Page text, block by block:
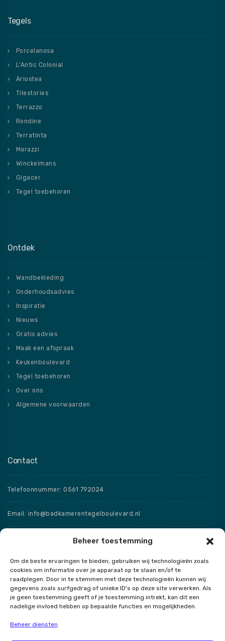
Beheer toestemming
Om de beste ervaringen te bieden, gebruiken wij technologieën zoals
cookies om informatie over je apparaat op te slaan en/of te
raadplegen. Door in te stemmen met deze technologieën kunnen wij
gegevens zoals surfgedrag of unieke ID's op deze site verwerken. Als
je geen toestemming geeft of je toestemming intrekt, kan dit een
nadelige invloed hebben op bepaalde functies en mogelijkheden.
Beheer diensten
Tegels
Porcelanosa
L’Antic Colonial
Ariostea
Tilestories
Terrazzo
Rondine
Terratinta
Marazzi
Winckelmans
Gigacer
Tegel toebehoren
Ontdek
Wandbekleding
Onderhoudsadvies
Inspiratie
Nieuws
Gratis advies
Maak een afspraak
Keukenboulevard
Tegel toebehoren
Over ons
Algemene voorwaarden
Contact
Telefoonnummer: 0561 792024
Email: info@badkamerentegelboulevard.nl
Adres: Frisaxstraat 5, 8471 ZW Wolvega
Openingstijden
Speciale openingstijden
Contact